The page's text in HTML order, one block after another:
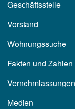
Geschäftsstelle
Vorstand
Wohnungssuche
Fakten und Zahlen
Vernehmlassungen
Medien